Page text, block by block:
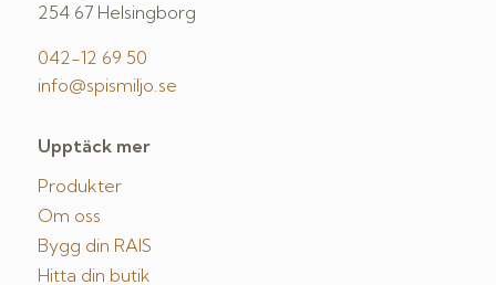
254 67 Helsingborg
042-12 69 50
info@spismiljo.se
Upptäck mer
Produkter
Om oss
Bygg din RAIS
Hitta din butik